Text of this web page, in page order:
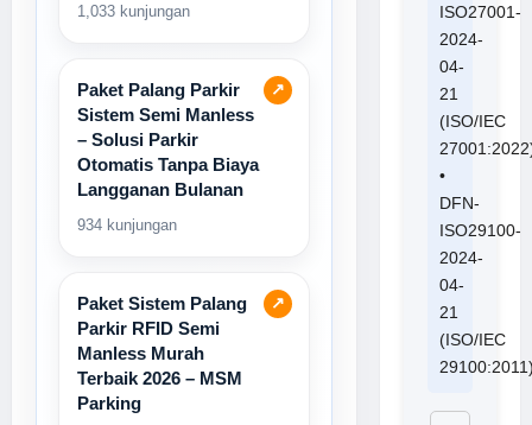
1,033 kunjungan
↗
Paket Palang Parkir
Sistem Semi Manless
– Solusi Parkir
Otomatis Tanpa Biaya
Langganan Bulanan
934 kunjungan
↗
Paket Sistem Palang
Parkir RFID Semi
Manless Murah
Terbaik 2026 – MSM
Parking
ISO27001-
2024-
04-
21
(ISO/IEC
•
DFN-
ISO29100-
2024-
04-
21
(ISO/IEC